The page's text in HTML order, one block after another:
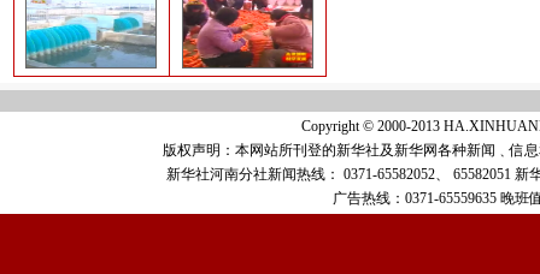
Copyright © 2000-2013
版权声明：本网站所刊登的新华社及新华网各种新闻﹑信
新华社河南分社新闻热线： 0371-65582052、 65582051 新
广告热线： 0371-65559635 晚班